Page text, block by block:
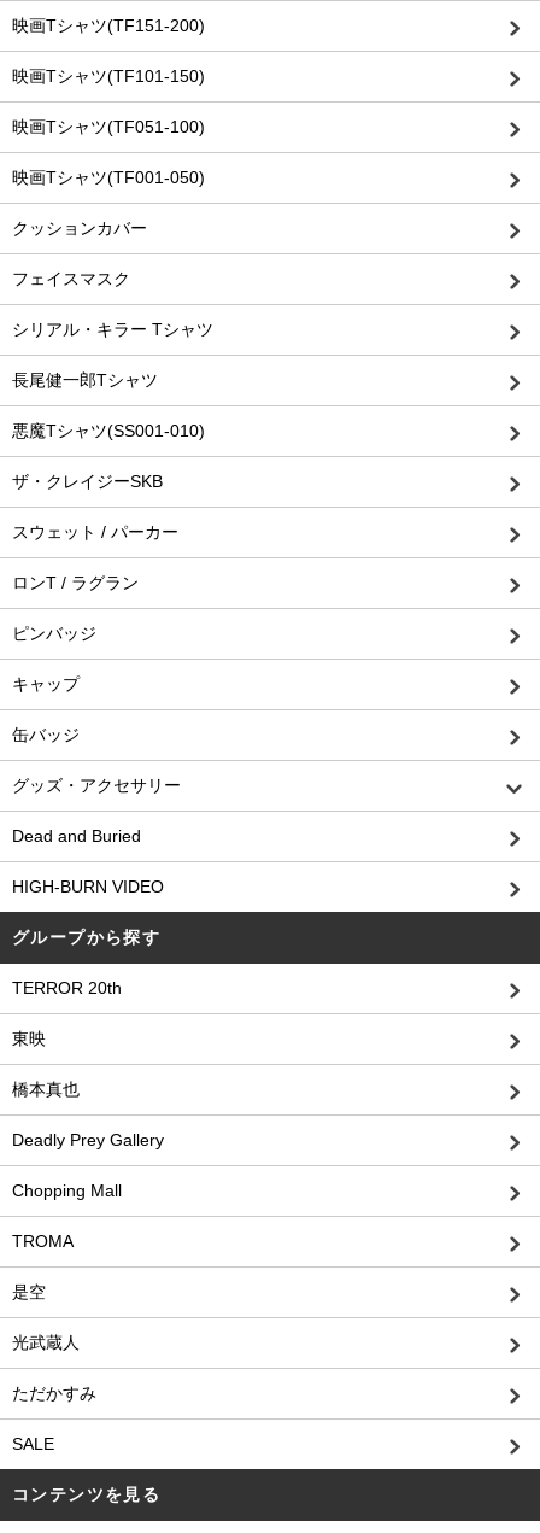
映画Tシャツ(TF151-200)
映画Tシャツ(TF101-150)
映画Tシャツ(TF051-100)
映画Tシャツ(TF001-050)
クッションカバー
フェイスマスク
シリアル・キラー Tシャツ
長尾健一郎Tシャツ
悪魔Tシャツ(SS001-010)
ザ・クレイジーSKB
スウェット / パーカー
ロンT / ラグラン
ピンバッジ
キャップ
缶バッジ
グッズ・アクセサリー
Dead and Buried
HIGH-BURN VIDEO
グループから探す
TERROR 20th
東映
橋本真也
Deadly Prey Gallery
Chopping Mall
TROMA
是空
光武蔵人
ただかすみ
SALE
コンテンツを見る